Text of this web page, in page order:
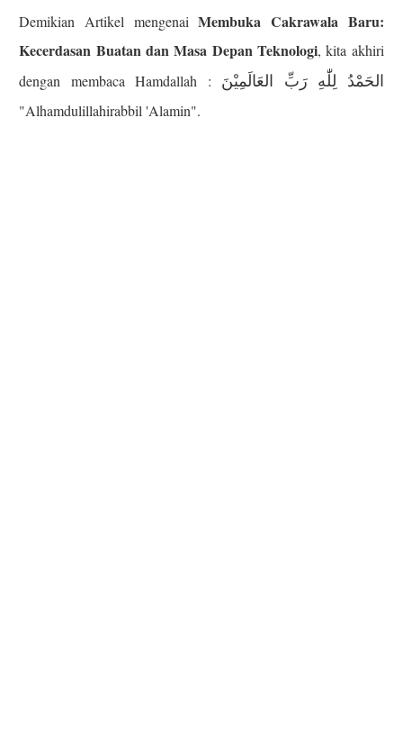
Demikian Artikel mengenaiMembuka Cakrawala Baru:
Kecerdasan Buatan dan Masa Depan Teknologi, kita akhiri
dengan membaca Hamdallah : الحَمْدُ لِلّٰهِ رَبِّ العَالَمِيْنَ
"Alhamdulillahirabbil 'Alamin".